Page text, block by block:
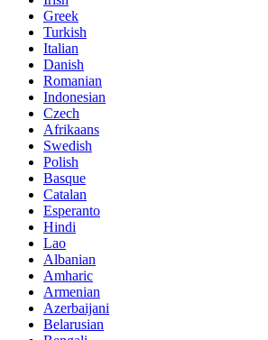
Greek
Turkish
Italian
Danish
Romanian
Indonesian
Czech
Afrikaans
Swedish
Polish
Basque
Catalan
Esperanto
Hindi
Lao
Albanian
Amharic
Armenian
Azerbaijani
Belarusian